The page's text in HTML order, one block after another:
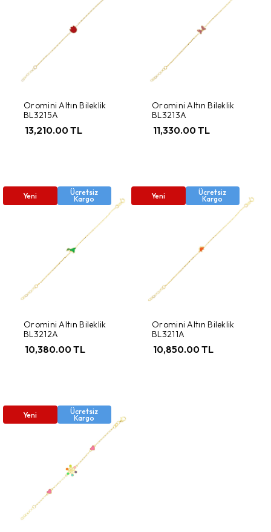
Oromini Altın Bileklik
BL3215A
13,210.00 TL
Oromini Altın Bileklik
BL3213A
11,330.00 TL
Yeni Ücretsiz
Kargo
Oromini Altın Bileklik
BL3212A
10,380.00 TL
Yeni Ücretsiz
Kargo
Oromini Altın Bileklik
BL3211A
10,850.00 TL
Yeni Ücretsiz
Kargo